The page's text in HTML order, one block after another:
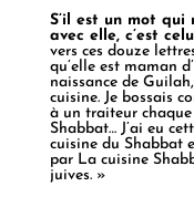
S’il est un mot qui
avec elle, c’est
vers ces douze
qu’elle est maman
naissance de
cuisine. Je bossais
à un traiteur
Shabbat… J’ai eu
cuisine du Shabbat
par La cuisine
juives. »